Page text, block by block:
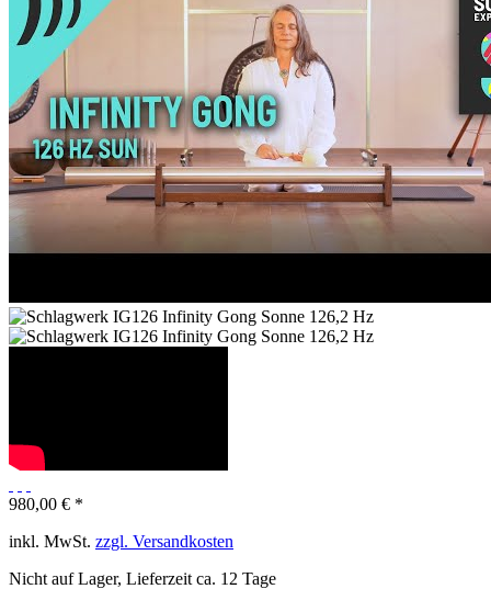
980,00 € *
inkl. MwSt. zzgl. Versandkosten
Nicht auf Lager, Lieferzeit ca. 12 Tage